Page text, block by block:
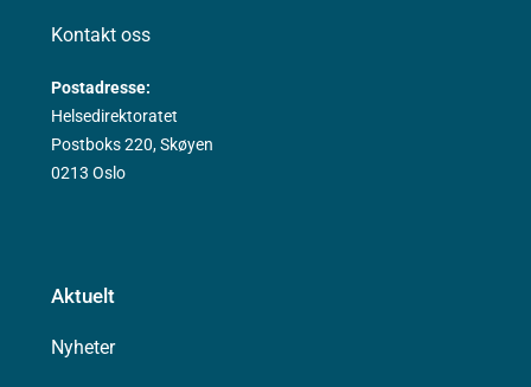
Kontakt oss
Postadresse:
Helsedirektoratet
Postboks 220, Skøyen
0213 Oslo
Aktuelt
Nyheter